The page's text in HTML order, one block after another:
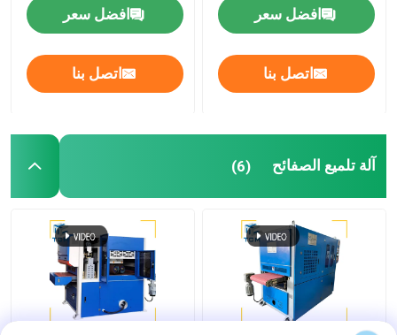
افضل سعر
اتصل بنا
افضل سعر
اتصل بنا
آلة تلميع الصفائح (6)